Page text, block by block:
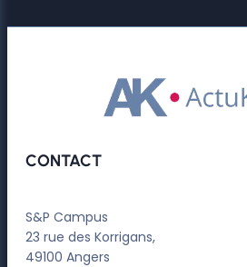
CONTACT
S&P Campus
23 rue des Korrigans,
49100 Angers